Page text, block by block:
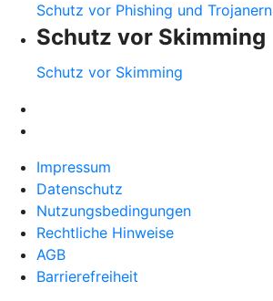
Schutz vor Phishing und Trojanern
Schutz vor Skimming
Schutz vor Skimming
Impressum
Datenschutz
Nutzungsbedingungen
Rechtliche Hinweise
AGB
Barrierefreiheit